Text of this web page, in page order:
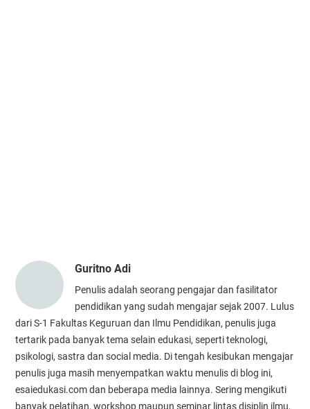
Guritno Adi
Penulis adalah seorang pengajar dan fasilitator
pendidikan yang sudah mengajar sejak 2007. Lulus
dari S-1 Fakultas Keguruan dan Ilmu Pendidikan, penulis juga
tertarik pada banyak tema selain edukasi, seperti teknologi,
psikologi, sastra dan social media. Di tengah kesibukan mengajar
penulis juga masih menyempatkan waktu menulis di blog ini,
esaiedukasi.com dan beberapa media lainnya. Sering mengikuti
banyak pelatihan, workshop maupun seminar lintas disiplin ilmu,